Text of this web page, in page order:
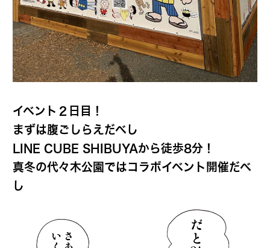
イベント２日目！
まずは腹ごしらえだべし
LINE CUBE SHIBUYAから徒歩8分！
真冬の代々木公園ではコラボイベント開催だべ
し